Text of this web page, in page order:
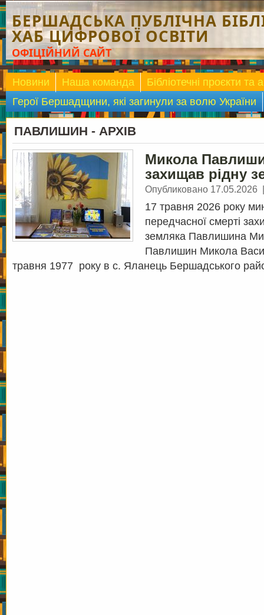
БЕРШАДСЬКА ПУБЛІЧНА
ХАБ ЦИФРОВОЇ ОСВІТИ
ОФІЦІЙНИЙ САЙТ
Новини Наша команда
Бібліотечні проєкти та
Герої Бершадщини, які загинули за волю України
ПАВЛИШИН - АРХІВ
Микола
захищав рідну
Опубликовано 17.05.2026
17 травня 2026 року
передчасної смерті
земляка Павлишина
Павлишин Микола
травня 1977 року в с. Яланець Бершадського